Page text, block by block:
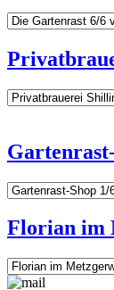
Florian im